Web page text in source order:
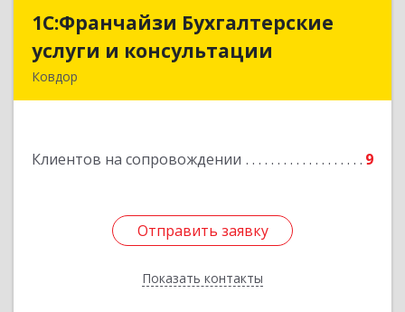
1С:Франчайзи Бухгалтерские
услуги и консультации
Ковдор
Клиентов на сопровождении 9
Отправить заявку
Показать контакты
1С:Франчайзи Бухгалтерские
услуги и консультации
Отправить заявку
Назад